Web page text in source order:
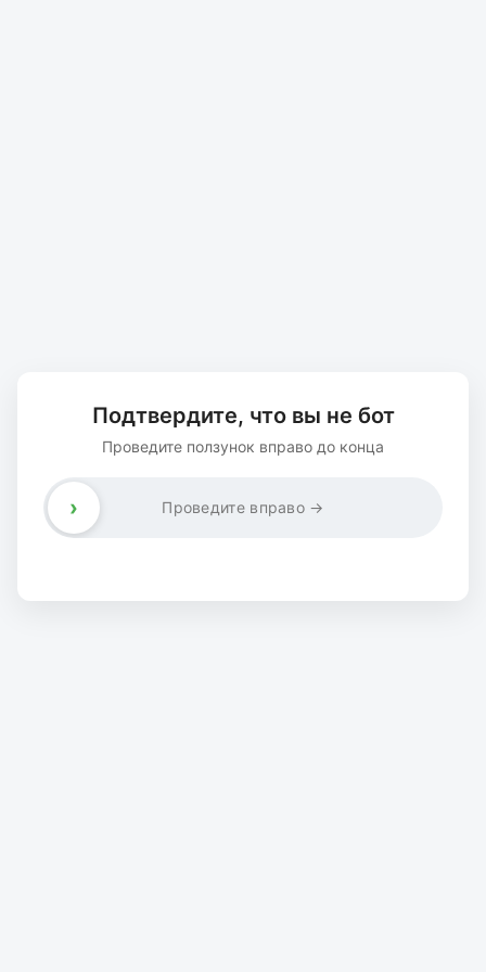
Подтвердите, что вы не бот
Проведите ползунок вправо до конца
Проведите вправо →
›